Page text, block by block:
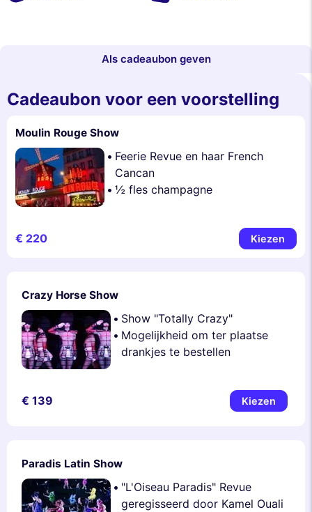
Als cadeaubon geven
Cadeaubon voor een voorstelling
Moulin Rouge Show
Feerie Revue en haar French
Cancan
½ fles champagne
€ 220 Kiezen
Crazy Horse Show
Show "Totally Crazy"
Mogelijkheid om ter plaatse
drankjes te bestellen
€ 139 Kiezen
Paradis Latin Show
"L'Oiseau Paradis" Revue
geregisseerd door Kamel Ouali